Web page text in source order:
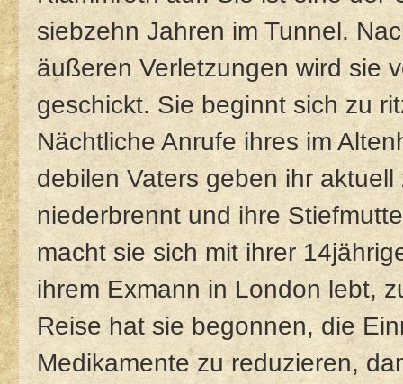
siebzehn Jahren im Tunnel.
äußeren Verletzungen wird sie
geschickt. Sie beginnt sich zu
Nächtliche Anrufe ihres im
debilen Vaters geben ihr
niederbrennt und ihre
macht sie sich mit ihrer
ihrem Exmann in London lebt,
Reise hat sie begonnen, die
Medikamente zu reduzieren,